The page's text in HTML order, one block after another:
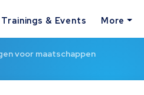
Trainings & Events More
voor maatschappen